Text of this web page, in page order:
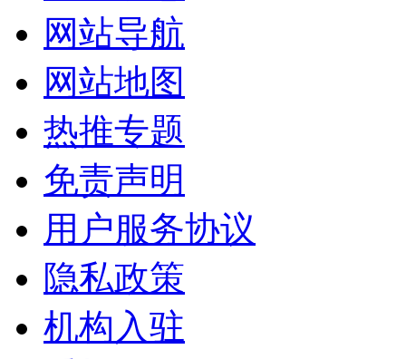
网站导航
网站地图
热推专题
免责声明
用户服务协议
隐私政策
机构入驻